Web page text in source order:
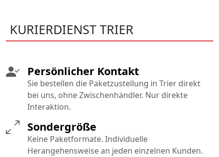
KURIERDIENST TRIER
Persönlicher Kontakt
Sie bestellen die Paketzustellung in Trier direkt
bei uns, ohne Zwischenhändler. Nur direkte
Interaktion.
Sondergröße
Keine Paketformate. Individuelle
Herangehensweise an jeden einzelnen Kunden.